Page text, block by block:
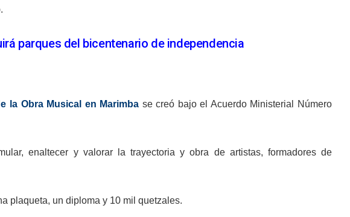
parques del bicentenario de independencia
la Obra Musical en Marimba se creó bajo el Acuerdo Ministerial Número
enaltecer y valorar la trayectoria y obra de artistas, formadores de
plaqueta, un diploma y 10 mil quetzales.